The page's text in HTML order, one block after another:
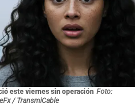
este viernes sin operación Foto:
/ TransmiCable